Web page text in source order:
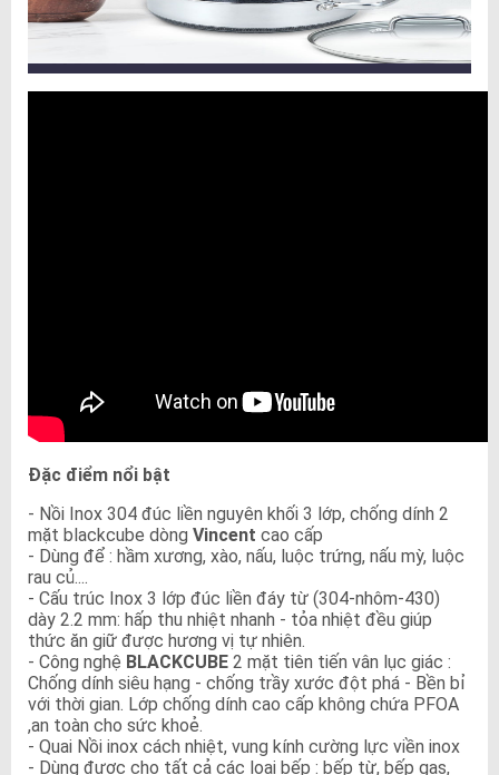
Đặc điểm nổi bật
- Nồi Inox 304 đúc liền nguyên khối 3 lớp, chống dính 2
mặt blackcube dòng Vincent cao cấp
- Dùng để : hầm xương, xào, nấu, luộc trứng, nấu mỳ, luộc
rau củ....
- Cấu trúc Inox 3 lớp đúc liền đáy từ (304-nhôm-430)
dày 2.2 mm: hấp thu nhiệt nhanh - tỏa nhiệt đều giúp
thức ăn giữ được hương vị tự nhiên.
- Công nghệ BLACKCUBE 2 mặt tiên tiến vân lục giác :
Chống dính siêu hạng - chống trầy xước đột phá - Bền bỉ
với thời gian. Lớp chống dính cao cấp không chứa PFOA
,an toàn cho sức khoẻ.
- Quai Nồi inox cách nhiệt, vung kính cường lực viền inox
- Dùng được cho tất cả các loại bếp : bếp từ, bếp gas,